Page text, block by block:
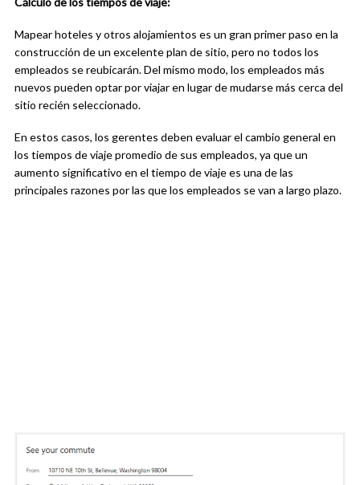
Mapear hoteles y otros alojamientos es un gran primer paso en la
construcción de un excelente plan de sitio, pero no todos los
empleados se reubicarán. Del mismo modo, los empleados más
nuevos pueden optar por viajar en lugar de mudarse más cerca del
sitio recién seleccionado.
En estos casos, los gerentes deben evaluar el cambio general en
los tiempos de viaje promedio de sus empleados, ya que un
aumento significativo en el tiempo de viaje es una de las
principales razones por las que los empleados se van a largo plazo.